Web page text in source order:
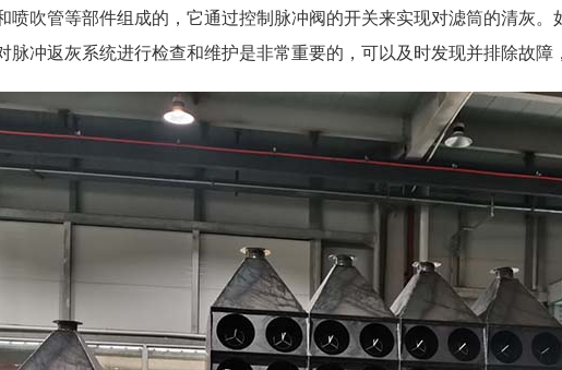
喷吹管等部件组成的，它通过控制脉冲阀的开关来实现对滤筒的清灰
冲返灰系统进行检查和维护是非常重要的，可以及时发现并排除故障